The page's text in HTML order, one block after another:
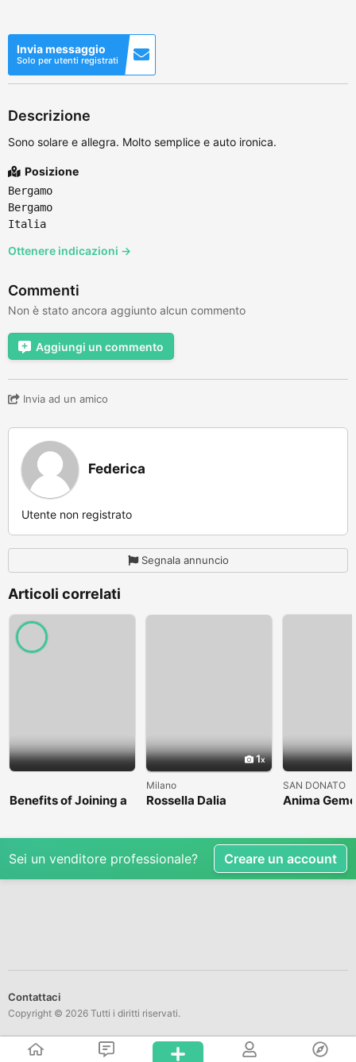
Invia messaggio
Solo per utenti registrati
Descrizione
Sono solare e allegra. Molto semplice e auto ironica.
Posizione
Bergamo
Bergamo
Italia
Ottenere indicazioni →
Commenti
Non è stato ancora aggiunto alcun commento
Aggiungi un commento
Invia ad un amico
Federica
Utente non registrato
Segnala annuncio
Articoli correlati
Benefits of Joining a
Professional Nasha
1
Milano
Rossella Dalia
SAN DONATO
Anima
Sei un venditore professionale? Creare un account
Contattaci
Copyright © 2026 Tutti i diritti riservati.